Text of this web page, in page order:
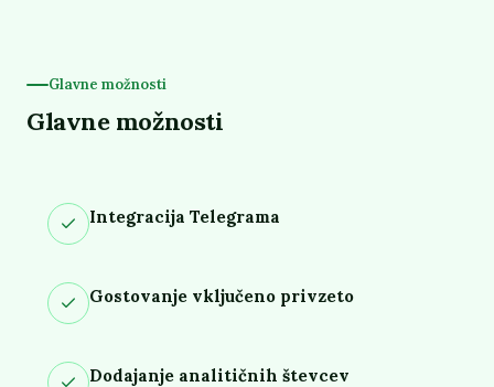
Glavne možnosti
Glavne možnosti
Integracija Telegrama
Gostovanje vključeno privzeto
Dodajanje analitičnih števcev